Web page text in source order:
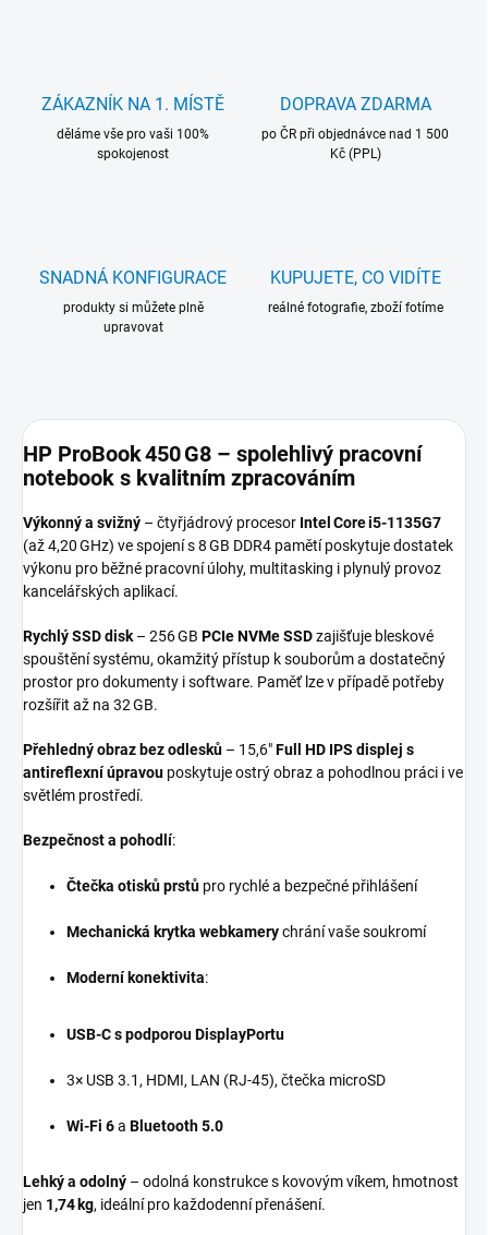
ZÁKAZNÍK NA 1. MÍSTĚ
děláme vše pro vaši 100%
spokojenost
DOPRAVA ZDARMA
po ČR při objednávce nad 1 500
Kč (PPL)
SNADNÁ KONFIGURACE
produkty si můžete plně
upravovat
KUPUJETE, CO VIDÍTE
reálné fotografie, zboží fotíme
HP ProBook 450 G8 – spolehlivý pracovní
notebook s kvalitním zpracováním
Výkonný a svižný – čtyřjádrový procesor Intel Core i5‑1135G7
(až 4,20 GHz) ve spojení s 8 GB DDR4 pamětí poskytuje dostatek
výkonu pro běžné pracovní úlohy, multitasking i plynulý provoz
kancelářských aplikací.
Rychlý SSD disk– 256 GB PCIe NVMe SSDzajišťuje bleskové
spouštění systému, okamžitý přístup k souborům a dostatečný
prostor pro dokumenty i software. Paměť lze v případě potřeby
rozšířit až na 32 GB.
Přehledný obraz bez odlesků – 15,6"Full HD IPS displej s
antireflexní úpravou poskytuje ostrý obraz a pohodlnou práci i ve
světlém prostředí.
Bezpečnost a pohodlí:
Čtečka otisků prstů pro rychlé a bezpečné přihlášení
Mechanická krytka webkamerychrání vaše soukromí
Moderní konektivita:
USB‑C s podporou DisplayPortu
3× USB 3.1, HDMI, LAN (RJ‑45), čtečka microSD
Wi‑Fi 6a Bluetooth 5.0
Lehký a odolný – odolná konstrukce s kovovým víkem, hmotnost
jen 1,74 kg, ideální pro každodenní přenášení.